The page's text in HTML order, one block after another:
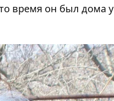
время он был дома у